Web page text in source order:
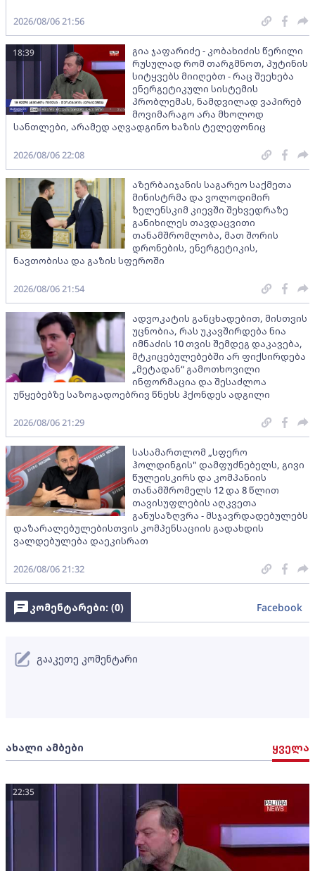
2026/08/06 21:56
გია ჯაფარიძე - კობახიძის წერილი
რუსულად რომ თარგმნოთ, პუტინის
სიტყვებს მიიღებთ - რაც შეეხება
ენერგეტიკული სისტემის
პრობლემას, ნამდვილად ვაპირებ
მოვიმარაგო არა მხოლოდ
სანთლები, არამედ აღვადგინო ხაზის ტელეფონიც
18:39
2026/08/06 22:08
აზერბაიჯანის საგარეო საქმეთა
მინისტრმა და ვოლოდიმირ
ზელენსკიმ კიევში შეხვედრაზე
განიხილეს თავდაცვითი
თანამშრომლობა, მათ შორის
დრონების, ენერგეტიკის,
ნავთობისა და გაზის სფეროში
2026/08/06 21:54
ადვოკატის განცხადებით, მისთვის
უცნობია, რას უკავშირდება ნია
იმნაძის 10 თვის შემდეგ დაკავება,
მტკიცებულებებში არ ფიქსირდება
„მეტადან“ გამოთხოვილი
ინფორმაცია და შესაძლოა
უწყებებზე საზოგადოებრივ წნეხს ჰქონდეს ადგილი
2026/08/06 21:29
სასამართლომ „სფერო
ჰოლდინგის" დამფუძნებელს, გივი
წულეისკირს და კომპანიის
თანამშრომელს 12 და 8 წლით
თავისუფლების აღკვეთა
განუსაზღვრა - მსჯავრდადებულებს
დაზარალებულებისთვის კომპენსაციის გადახდის
ვალდებულება დაეკისრათ
2026/08/06 21:32
ახალი ამბები ყველა
22:35
კომენტარები: (0) Facebook
გააკეთე კომენტარი